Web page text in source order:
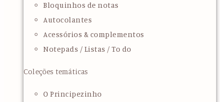
Bloquinhos de notas
Autocolantes
Acessórios & complementos
Notepads / Listas / To do
Coleções temáticas
O Principezinho